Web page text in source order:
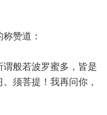
赞道：
般若波罗蜜多，皆是
须菩提！我再问你，